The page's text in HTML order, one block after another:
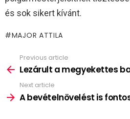
és sok sikert kívánt.
MAJOR ATTILA
more
Previous article
Lezárult a megyekettes
Next article
A bevételnövelést is